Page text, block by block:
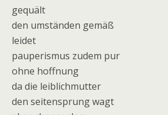
gequält
den umständen gemäß
leidet
pauperismus zudem pur
ohne hoffnung
da die leiblichmutter
den seitensprung wagt